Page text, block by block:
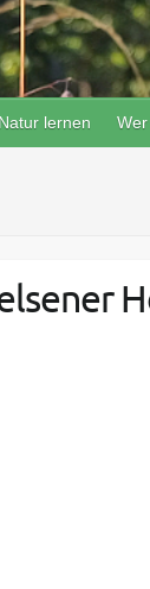
Natur lernen